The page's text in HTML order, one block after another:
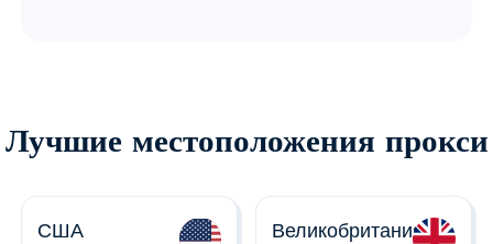
Лучшие местоположения прокси
США Великобритания